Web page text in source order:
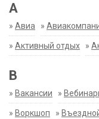
А
» Авиа »
» Активный отдых »
В
» Вакансии »
» Воркшоп »